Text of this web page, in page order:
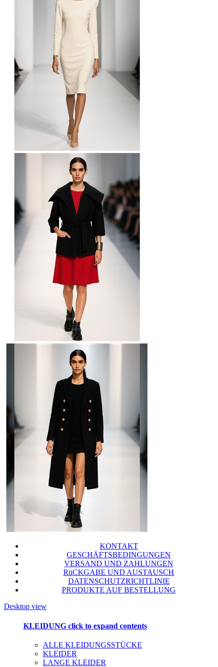
KONTAKT
GESCHÄFTSBEDINGUNGEN
VERSAND UND ZAHLUNGEN
RüCKGABE UND AUSTAUSCH
DATENSCHUTZRICHTLINIE
PRODUKTE AUF BESTELLUNG
Desktop view
KLEIDUNG click to expand contents
ALLE KLEIDUNGSSTÜCKE
KLEIDER
LANGE KLEIDER